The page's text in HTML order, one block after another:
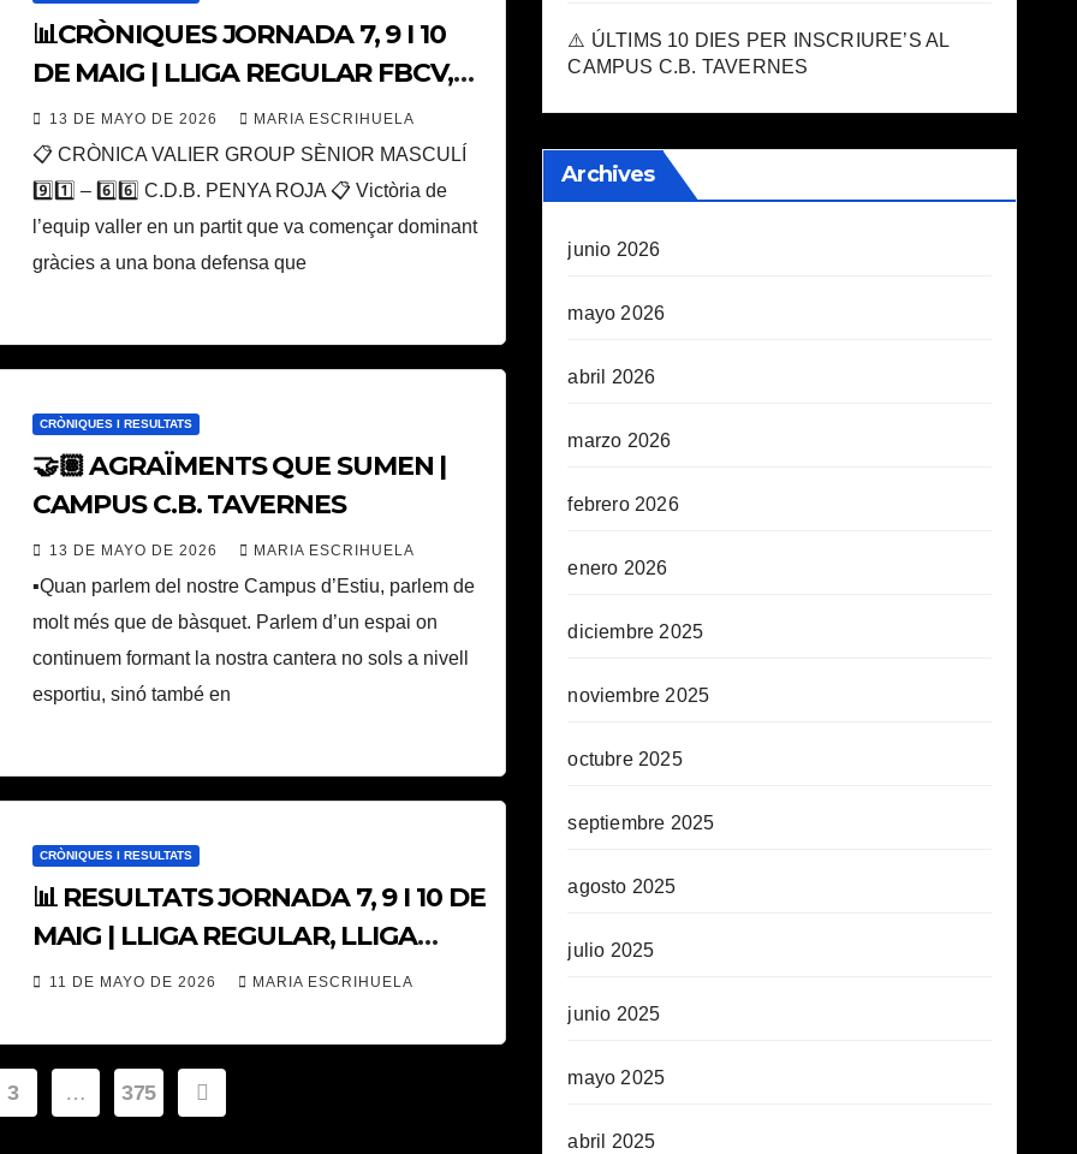
📊CRÒNIQUES JORNADA 7, 9 I 10
DE MAIG | LLIGA REGULAR FBCV,
LLIGA FOSTER’S HOLLYWOOD I
LLIGA TAVERNES 📊
13 DE MAYO DE 2026 MARIA ESCRIHUELA
📋 CRÒNICA VALIER GROUP SÈNIOR MASCULÍ
9️⃣1️⃣ – 6️⃣6️⃣ C.D.B. PENYA ROJA 📋 Victòria de
l’equip valler en un partit que va començar dominant
gràcies a una bona defensa que
CRÒNIQUES I RESULTATS
🤝🏽 AGRAÏMENTS QUE SUMEN |
CAMPUS C.B. TAVERNES
13 DE MAYO DE 2026 MARIA ESCRIHUELA
▪️Quan parlem del nostre Campus d’Estiu, parlem de
molt més que de bàsquet. Parlem d’un espai on
continuem formant la nostra cantera no sols a nivell
esportiu, sinó també en
CRÒNIQUES I RESULTATS
📊 RESULTATS JORNADA 7, 9 I 10 DE
MAIG | LLIGA REGULAR, LLIGA
FOSTER’S HOLLYWOOD I LLIGA
11 DE MAYO DE 2026 MARIA ESCRIHUELA
3 … 375
⚠️ ÚLTIMS 10 DIES PER INSCRIURE’S AL
CAMPUS C.B. TAVERNES
Archives
junio 2026
mayo 2026
abril 2026
marzo 2026
febrero 2026
enero 2026
diciembre 2025
noviembre 2025
octubre 2025
septiembre 2025
agosto 2025
julio 2025
junio 2025
mayo 2025
abril 2025